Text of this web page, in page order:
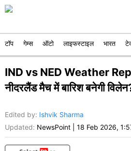
टॉप गेम्स ऑटो लाइफस्टाइल भारत
IND vs NED Weather
नीदरलैंड मैच में बारिश बनेगी
Edited by: Ishvik Sharma
Updated: NewsPoint 18 Feb 2026,